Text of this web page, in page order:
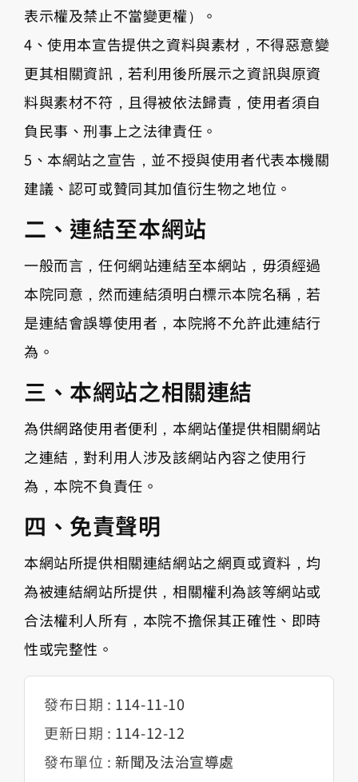
表示權及禁止不當變更權）。
4、使用本宣告提供之資料與素材，不得惡意變
更其相關資訊，若利用後所展示之資訊與原資
料與素材不符，且得被依法歸責，使用者須自
負民事、刑事上之法律責任。
5、本網站之宣告，並不授與使用者代表本機關
建議、認可或贊同其加值衍生物之地位。
二、連結至本網站
一般而言，任何網站連結至本網站，毋須經過
本院同意，然而連結須明白標示本院名稱，若
是連結會誤導使用者，本院將不允許此連結行
為。
三、本網站之相關連結
為供網路使用者便利，本網站僅提供相關網站
之連結，對利用人涉及該網站內容之使用行
為，本院不負責任。
四、免責聲明
本網站所提供相關連結網站之網頁或資料，均
為被連結網站所提供，相關權利為該等網站或
合法權利人所有，本院不擔保其正確性、即時
性或完整性。
發布日期 : 114-11-10
更新日期 : 114-12-12
發布單位 :新聞及法治宣導處